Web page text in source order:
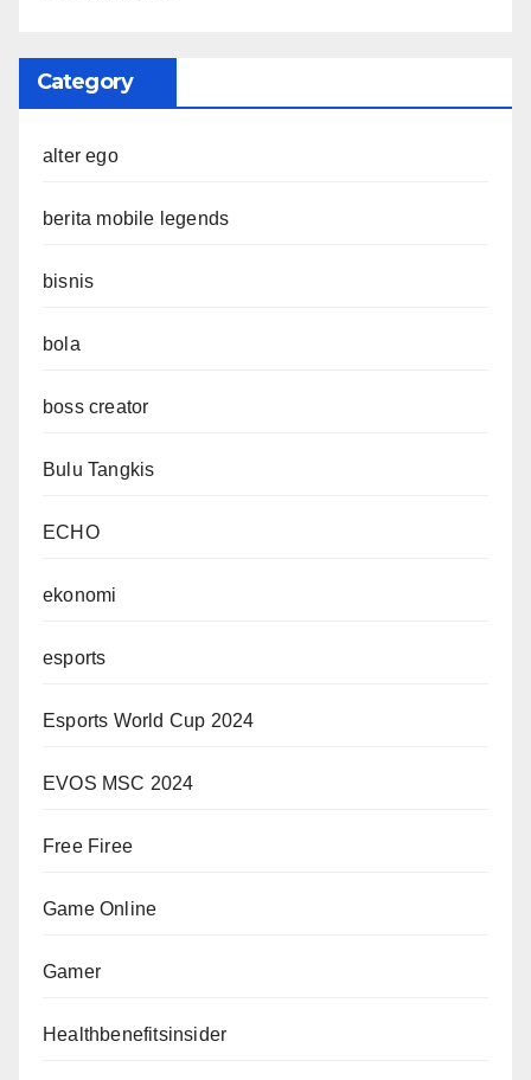
Category
alter ego
berita mobile legends
bisnis
bola
boss creator
Bulu Tangkis
ECHO
ekonomi
esports
Esports World Cup 2024
EVOS MSC 2024
Free Firee
Game Online
Gamer
Healthbenefitsinsider